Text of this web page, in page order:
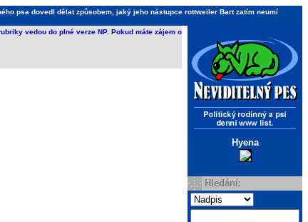
psa dovedl dělat způsobem, jaký jeho nástupce rottweiler Bart zatím neumí
Hyena
Hledání:
vedou do plné verze NP. Pokud máte zájem o